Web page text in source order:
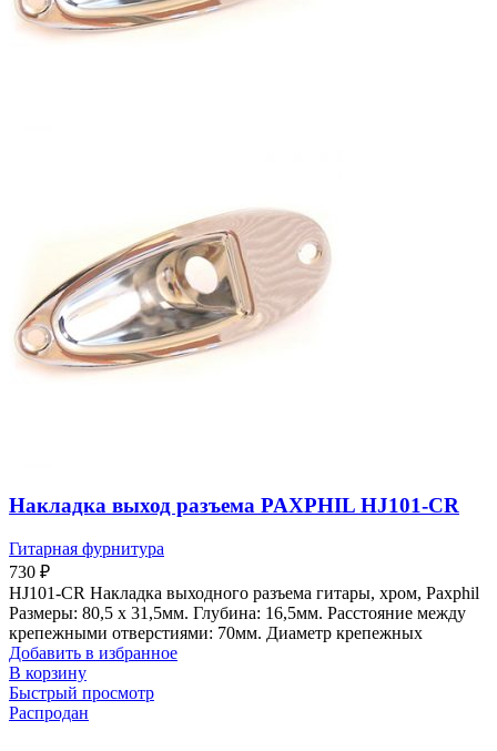
Накладка выход разъема PAXPHIL HJ101-CR
Гитарная фурнитура
730 ₽
HJ101-CR Накладка выходного разъема гитары, хром, Paxphil
Размеры: 80,5 х 31,5мм. Глубина: 16,5мм. Расстояние между
крепежными отверстиями: 70мм. Диаметр крепежных
Добавить в избранное
В корзину
Быстрый просмотр
Распродан